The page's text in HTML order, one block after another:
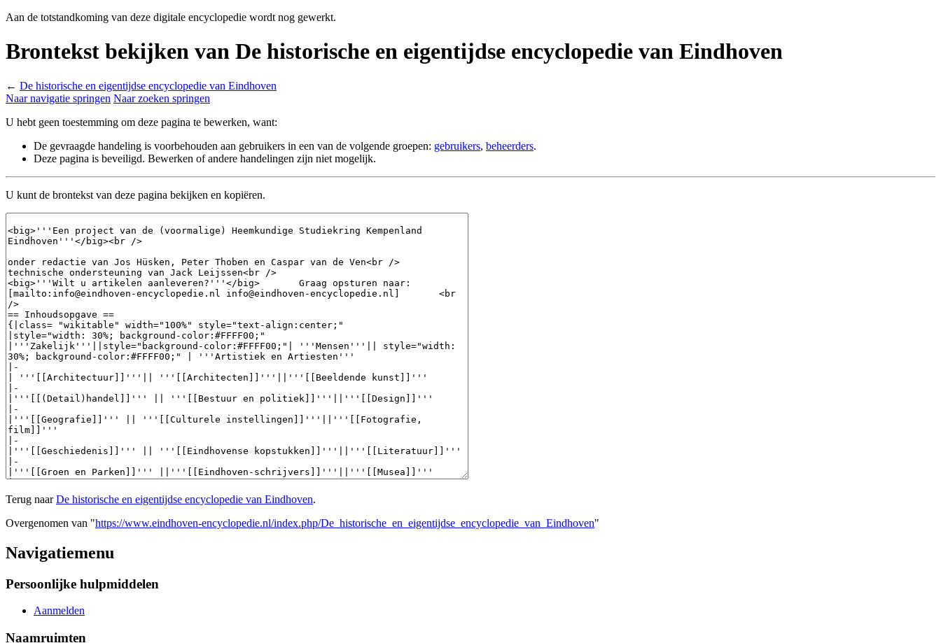
Aan de totstandkoming van deze digitale encyclopedie wordt nog gewerkt.
Brontekst bekijken van De historische en eigentijdse encyclopedie van Eindhoven
← De historische en eigentijdse encyclopedie van Eindhoven
Naar navigatie springen Naar zoeken springen
U hebt geen toestemming om deze pagina te bewerken, want:
De gevraagde handeling is voorbehouden aan gebruikers in een van de volgende groepen: gebruikers, beheerders.
Deze pagina is beveiligd. Bewerken of andere handelingen zijn niet mogelijk.
U kunt de brontekst van deze pagina bekijken en kopiëren.
Terug naarDe historische en eigentijdse encyclopedie van Eindhoven.
Overgenomen van "https://www.eindhoven-encyclopedie.nl/index.php/De_historische_en_eigentijdse_encyclopedie_van_Eindhoven"
Navigatiemenu
Persoonlijke hulpmiddelen
Aanmelden
Naamruimten